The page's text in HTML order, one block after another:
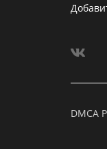
DMCA